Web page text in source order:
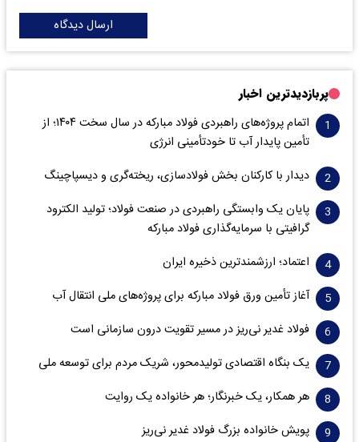
ارسال دیدگاه
پربازدیدترین اخبار
اتمام پروژه‌های راهبردی فولاد مبارکه در سال سخت ۱۴۰۴؛ از
تأمین پایدار آب تا خودتأمینی انرژی
دیدار با کارکنان بخش فولادسازی، ریخته‌گری و دیسپاچینگ
پایان یک وابستگی راهبردی در صنعت فولاد؛ تولید الکترود
گرافیتی با سرمایه‌گذاری فولاد مبارکه
اعتماد؛ ارزشمندترین ذخیره ایران
آغاز تأمین ورق فولاد مبارکه برای پروژه‌های ملی انتقال آب
فولاد غدیر نی‌ریز در مسیر تقویت درون سازمانی است
یک بنگاه اقتصادی تولیدمحور، شریک مردم برای توسعه ملی
هر همکار، یک خبرنگار؛ هر خانواده یک روایت
پویش خانواده بزرگ فولاد غدیر نی‌ریز